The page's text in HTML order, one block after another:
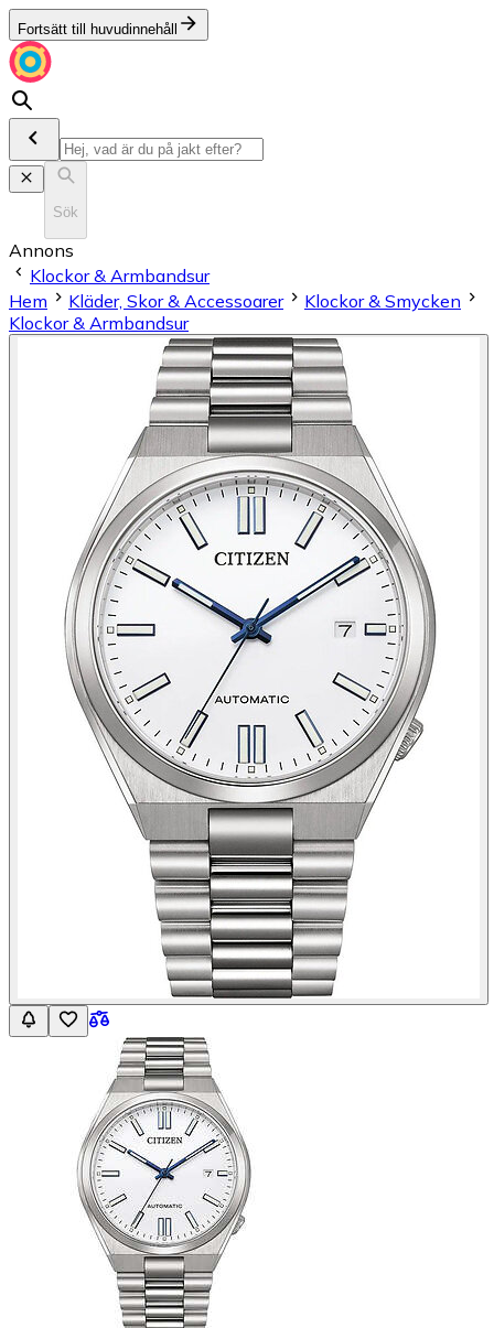
Fortsätt till huvudinnehåll
Sök
Annons
Klockor & Armbandsur
Hem
Kläder, Skor & Accessoarer
Klockor & Smycken
Klockor & Armbandsur